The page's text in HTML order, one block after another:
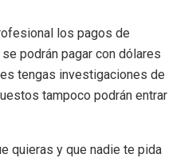
los pagos de
podrán pagar con dólares
tengas investigaciones de
tampoco podrán entrar
quieras y que nadie te pida